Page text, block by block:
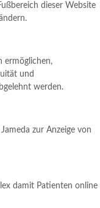
dieser Website
ermöglichen,
und
werden.
zur Anzeige von
damit Patienten online